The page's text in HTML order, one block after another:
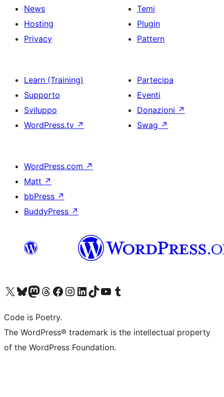
News
Hosting
Privacy
Temi
Plugin
Pattern
Learn (Training)
Supporto
Sviluppo
WordPress.tv ↗
Partecipa
Eventi
Donazioni ↗
Swag ↗
WordPress.com ↗
Matt ↗
bbPress ↗
BuddyPress ↗
Visita il nostro account X (ex Twitter)
Visita il nostro account Bluesky
Visita il nostro account Mastodon
Visita il nostro account Threads
Visita la nostra pagina Facebook
Visita il nostro account Instagram
Visita il nostro account LinkedIn
Visita il nostro account TikTok
Visita il nostro canale YouTube
Visita il nostro account Tumblr
Code is Poetry.
The WordPress® trademark is the intellectual property
of the WordPress Foundation.